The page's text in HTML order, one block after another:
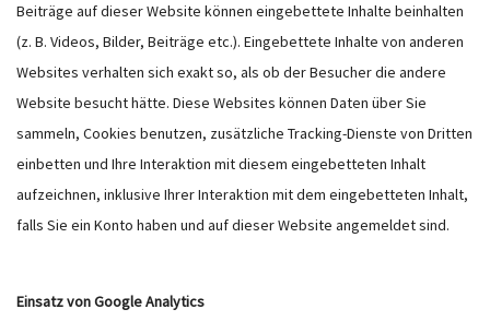
Beiträge auf dieser Website können eingebettete Inhalte beinhalten
(z. B. Videos, Bilder, Beiträge etc.). Eingebettete Inhalte von anderen
Websites verhalten sich exakt so, als ob der Besucher die andere
Website besucht hätte. Diese Websites können Daten über Sie
sammeln, Cookies benutzen, zusätzliche Tracking-Dienste von Dritten
einbetten und Ihre Interaktion mit diesem eingebetteten Inhalt
aufzeichnen, inklusive Ihrer Interaktion mit dem eingebetteten Inhalt,
falls Sie ein Konto haben und auf dieser Website angemeldet sind.
Einsatz von Google Analytics